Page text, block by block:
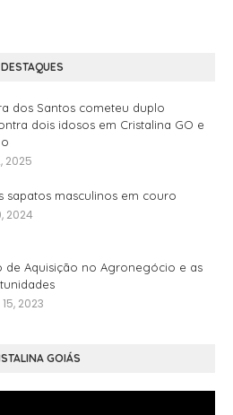
DESTAQUES
dos Santos cometeu duplo
dois idosos em Cristalina GO e
2025
sapatos masculinos em couro
2024
de Aquisição no Agronegócio e as
2023
GOIÁS